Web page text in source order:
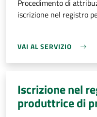
Procedimento di
iscrizione nel registro
VAI AL SERVIZIO
Iscrizione nel
produttrice di